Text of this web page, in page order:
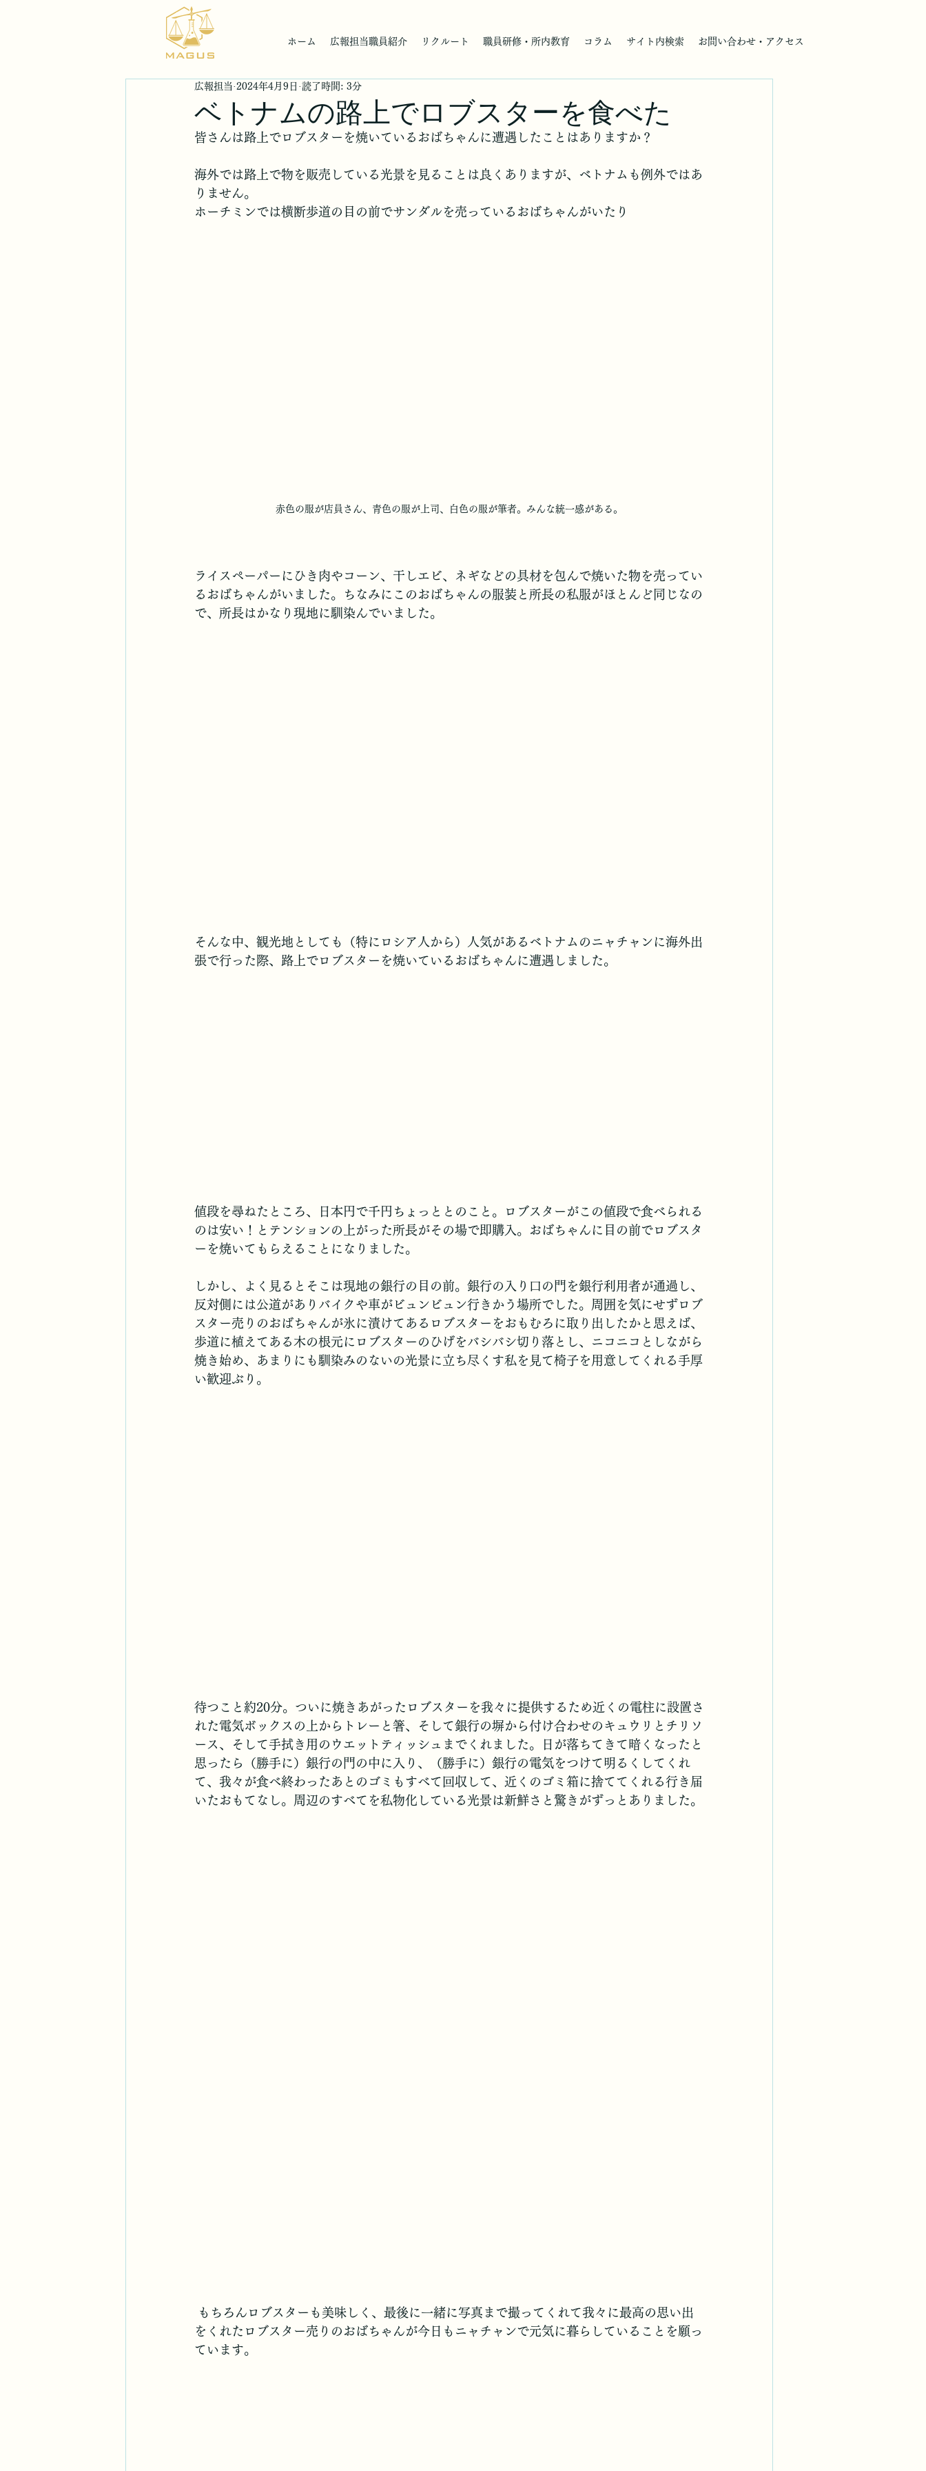
ホーム 広報担当職員紹介 リクルート 職員研修・所内教育 コラム サイト内検索 お問い合わせ・アクセス
ベトナムの路上でロブスターを食べた
広報担当 2024年4月9日 読了時間: 3分
皆さんは路上でロブスターを焼いているおばちゃんに遭遇したことはありますか？
海外では路上で物を販売している光景を見ることは良くありますが、ベトナムも例外ではあ
りません。
ホーチミンでは横断歩道の目の前でサンダルを売っているおばちゃんがいたり
赤色の服が店員さん、青色の服が上司、白色の服が筆者。みんな統一感がある。
ライスペーパーにひき肉やコーン、干しエビ、ネギなどの具材を包んで焼いた物を売ってい
るおばちゃんがいました。ちなみにこのおばちゃんの服装と所長の私服がほとんど同じなの
で、所長はかなり現地に馴染んでいました。
そんな中、観光地としても（特にロシア人から）人気があるベトナムのニャチャンに海外出
張で行った際、路上でロブスターを焼いているおばちゃんに遭遇しました。
値段を尋ねたところ、日本円で千円ちょっととのこと。ロブスターがこの値段で食べられる
のは安い！とテンションの上がった所長がその場で即購入。おばちゃんに目の前でロブスタ
ーを焼いてもらえることになりました。
しかし、よく見るとそこは現地の銀行の目の前。銀行の入り口の門を銀行利用者が通過し、
反対側には公道がありバイクや車がビュンビュン行きかう場所でした。周囲を気にせずロブ
スター売りのおばちゃんが氷に漬けてあるロブスターをおもむろに取り出したかと思えば、
歩道に植えてある木の根元にロブスターのひげをバシバシ切り落とし、ニコニコとしながら
焼き始め、あまりにも馴染みのないの光景に立ち尽くす私を見て椅子を用意してくれる手厚
い歓迎ぶり。
待つこと約20分。ついに焼きあがったロブスターを我々に提供するため近くの電柱に設置さ
れた電気ボックスの上からトレーと箸、そして銀行の塀から付け合わせのキュウリとチリソ
ース、そして手拭き用のウエットティッシュまでくれました。日が落ちてきて暗くなったと
思ったら（勝手に）銀行の門の中に入り、（勝手に）銀行の電気をつけて明るくしてくれ
て、我々が食べ終わったあとのゴミもすべて回収して、近くのゴミ箱に捨ててくれる行き届
いたおもてなし。周辺のすべてを私物化している光景は新鮮さと驚きがずっとありました。
もちろんロブスターも美味しく、最後に一緒に写真まで撮ってくれて我々に最高の思い出
をくれたロブスター売りのおばちゃんが今日もニャチャンで元気に暮らしていることを願っ
ています。